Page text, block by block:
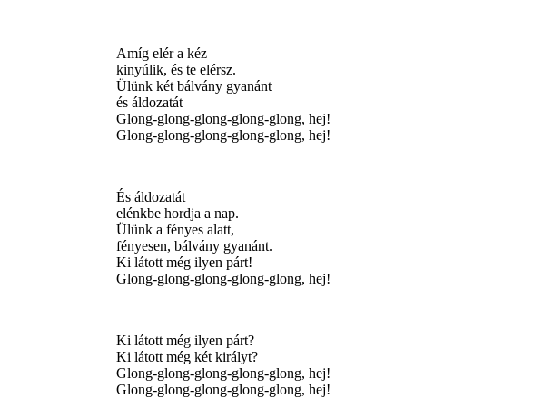
Amíg elér a kéz
kinyúlik, és te elérsz.
Ülünk két bálvány gyanánt
és áldozatát
Glong-glong-glong-glong-glong, hej!
Glong-glong-glong-glong-glong, hej!
És áldozatát
elénkbe hordja a nap.
Ülünk a fényes alatt,
fényesen, bálvány gyanánt.
Ki látott még ilyen párt!
Glong-glong-glong-glong-glong, hej!
Ki látott még ilyen párt?
Ki látott még két királyt?
Glong-glong-glong-glong-glong, hej!
Glong-glong-glong-glong-glong, hej!